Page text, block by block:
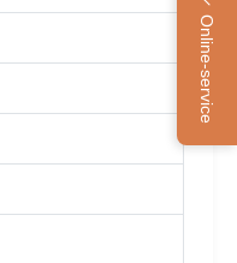
Online-service